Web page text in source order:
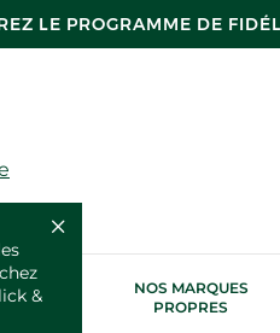
LE PROGRAMME DE
&
NOS MARQUES
PROPRES